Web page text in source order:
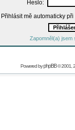
Heslo:
Přihlásit mě automaticky
Zapomněl(a) jsem
Powered byphpBB© 2001,